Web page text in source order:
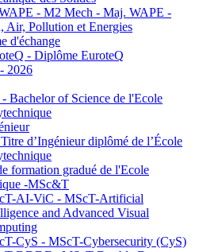
- M2 Mech - Maj. WAPE -
Air, Pollution et Energies
d'échange
- Diplôme EuroteQ
2026
Bachelor of Science de l'Ecole
d’Ingénieur diplômé de l’École
formation gradué de l'Ecole
-MSc&T
AI-ViC - MScT-Artificial
and Advanced Visual
CyS - MScT-Cybersecurity (CyS)